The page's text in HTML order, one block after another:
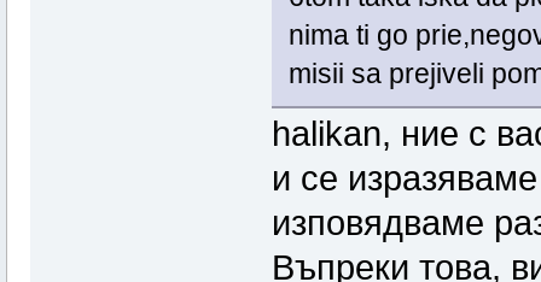
nima ti go
misii sa prejiveli
halikan, ние с
и се
изповядваме
Въпреки това,